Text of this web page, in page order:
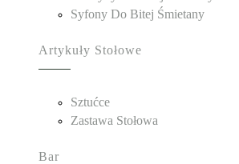
Syfony Do Bitej Śmietany
Artykuły Stołowe
Sztućce
Zastawa Stołowa
Bar